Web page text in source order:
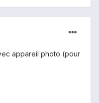
appareil photo (pour